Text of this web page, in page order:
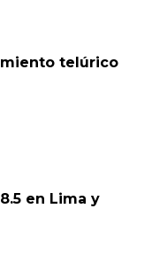
telúrico
en Lima y